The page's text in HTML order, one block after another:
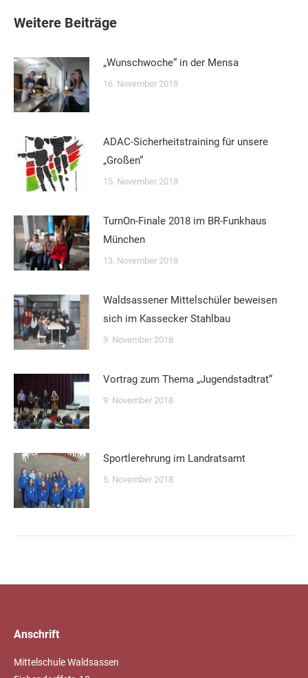
Weitere Beiträge
„Wunschwoche“ in der Mensa
16. November 2018
ADAC-Sicherheitstraining für unsere
„Großen“
15. November 2018
TurnOn-Finale 2018 im BR-Funkhaus
München
13. November 2018
Waldsassener Mittelschüler beweisen
sich im Kassecker Stahlbau
9. November 2018
Vortrag zum Thema „Jugendstadtrat“
9. November 2018
Sportlerehrung im Landratsamt
5. November 2018
Anschrift
Mittelschule Waldsassen